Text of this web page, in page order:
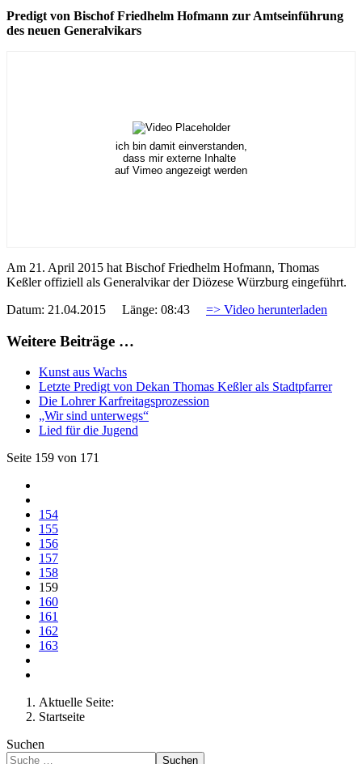
Predigt von Bischof Friedhelm Hofmann zur Amtseinführung
des neuen Generalvikars
ich bin damit einverstanden,
dass mir externe Inhalte
auf Vimeo angezeigt werden
Am 21. April 2015 hat Bischof Friedhelm Hofmann, Thomas
Keßler offiziell als Generalvikar der Diözese Würzburg eingeführt.
Datum: 21.04.2015 Länge: 08:43 => Video herunterladen
Weitere Beiträge …
Kunst aus Wachs
Letzte Predigt von Dekan Thomas Keßler als Stadtpfarrer
Die Lohrer Karfreitagsprozession
„Wir sind unterwegs“
Lied für die Jugend
Seite 159 von 171
154
155
156
157
158
159
160
161
162
163
Aktuelle Seite:
Startseite
Suchen
Suchen